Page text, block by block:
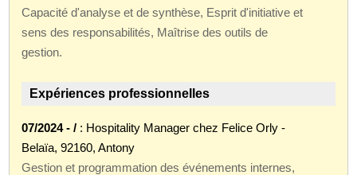
Capacité d'analyse et de synthèse, Esprit d'initiative et
sens des responsabilités, Maîtrise des outils de
gestion.
Expériences professionnelles
07/2024 - / : Hospitality Manager chez Felice Orly -
Belaïa, 92160, Antony
Gestion et programmation des événements internes,